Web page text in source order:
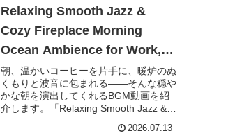
Relaxing Smooth Jazz &
Cozy Fireplace Morning
Ocean Ambience for Work,
Study & Relax☕暖炉のぬくも
りで迎える穏やかな朝のリラッ
クスジャズBGM【1時間36分】
朝、温かいコーヒーを片手に、暖炉のぬ
くもりと波音に包まれる――そんな穏や
かな朝を演出してくれるBGM動画を紹
介します。「Relaxing Smooth Jazz &
2026.07.13